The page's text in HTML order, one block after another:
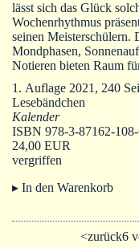
lässt sich das Glück
Wochenrhythmus
seinen Meisterschülern.
Mondphasen,
Notieren bieten Raum
1. Auflage 2021, 240
Lesebändchen
Kalender
ISBN 978-3-87162-
24,00 EUR
vergriffen
▸ In den Warenkorb
<zurück6